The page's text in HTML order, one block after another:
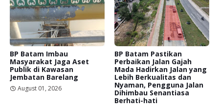
BP Batam Imbau
Masyarakat Jaga Aset
Publik di Kawasan
Jembatan Barelang
August 01, 2026
BP Batam Pastikan
Perbaikan Jalan Gajah
Mada Hadirkan Jalan yang
Lebih Berkualitas dan
Nyaman, Pengguna Jalan
Dihimbau Senantiasa
Berhati-hati